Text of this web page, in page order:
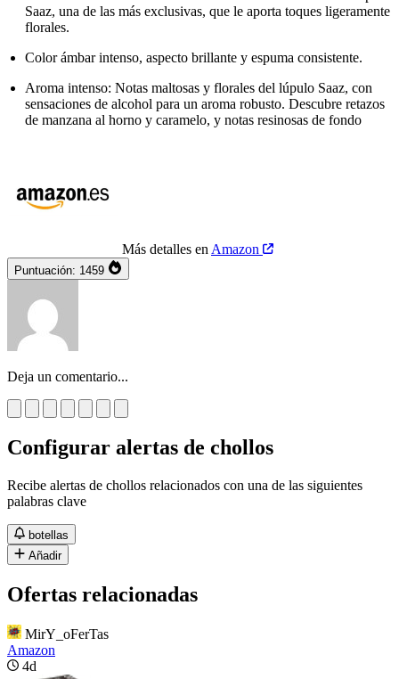
Saaz, una de las más exclusivas, que le aporta toques ligeramente
florales.
Color ámbar intenso, aspecto brillante y espuma consistente.
Aroma intenso: Notas maltosas y florales del lúpulo Saaz, con
sensaciones de alcohol para un aroma robusto. Descubre retazos
de manzana al horno y caramelo, y notas resinosas de fondo
Más detalles en Amazon
Puntuación: 1459
Deja un comentario...
Configurar alertas de chollos
Recibe alertas de chollos relacionados con una de las siguientes
palabras clave
botellas
Añadir
Ofertas relacionadas
MirY_oFerTas
Amazon
4d